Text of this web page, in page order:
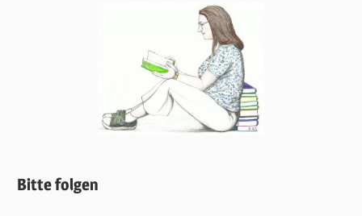
Bitte folgen